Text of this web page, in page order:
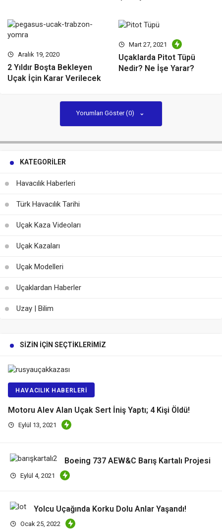
Aralık 19, 2020
2 Yıldır Boşta Bekleyen
Uçak İçin Karar Verilecek
Mart 27, 2021
Uçaklarda Pitot Tüpü
Nedir? Ne İşe Yarar?
Yorumları Göster (0)
KATEGORILER
Havacılık Haberleri
Türk Havacılık Tarihi
Uçak Kaza Videoları
Uçak Kazaları
Uçak Modelleri
Uçaklardan Haberler
Uzay | Bilim
SIZIN İÇIN SEÇTIKLERIMIZ
HAVACILIK HABERLERI
Motoru Alev Alan Uçak Sert İniş Yaptı; 4 Kişi Öldü!
Eylül 13, 2021
Boeing 737 AEW&C Barış Kartalı Projesi
Eylül 4, 2021
Yolcu Uçağında Korku Dolu Anlar Yaşandı!
Ocak 25, 2022